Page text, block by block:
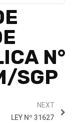
N°
SGP
NEXT
LEY Nº 31627